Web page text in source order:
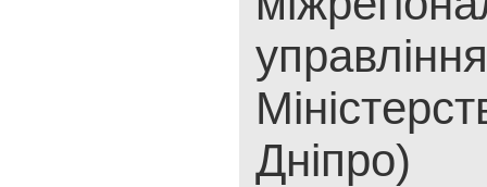
управління
Дніпро)